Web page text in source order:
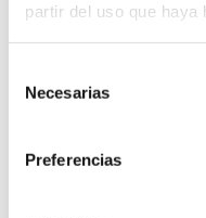
partir del uso que
Necesarias
Preferencias